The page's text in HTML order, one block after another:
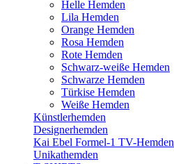
Helle Hemden
Lila Hemden
Orange Hemden
Rosa Hemden
Rote Hemden
Schwarz-weiße Hemden
Schwarze Hemden
Türkise Hemden
Weiße Hemden
Künstlerhemden
Designerhemden
Kai Ebel Formel-1 TV-Hemden
Unikathemden